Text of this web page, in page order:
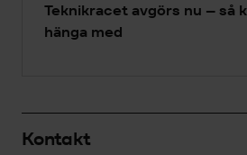
Teknikracet avgörs nu – så
hänga med
Kontakt